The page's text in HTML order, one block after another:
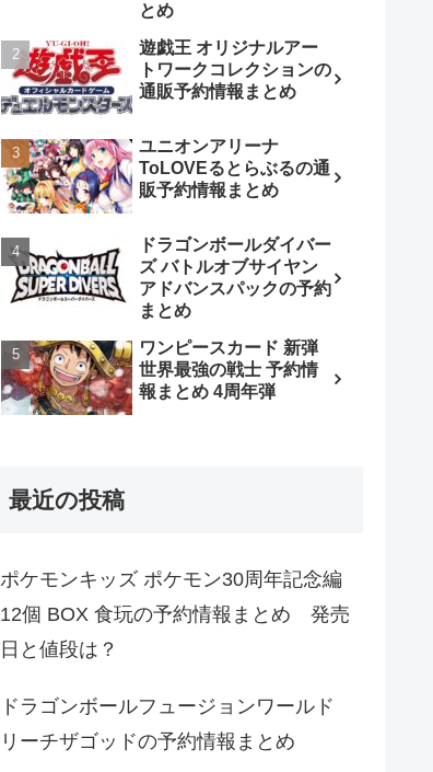
とめ
遊戯王 オリジナルアー
トワークコレクションの
通販予約情報まとめ
ユニオンアリーナ
ToLOVEるとらぶるの通
販予約情報まとめ
ドラゴンボールダイバー
ズ バトルオブサイヤン
アドバンスパックの予約
まとめ
ワンピースカード 新弾
世界最強の戦士 予約情
報まとめ 4周年弾
最近の投稿
ポケモンキッズ ポケモン30周年記念編
12個 BOX 食玩の予約情報まとめ 発売
日と値段は？
ドラゴンボールフュージョンワールド
リーチザゴッドの予約情報まとめ